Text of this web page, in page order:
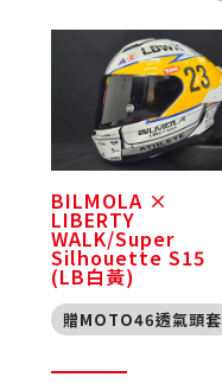
BILMOLA ×
LIBERTY
WALK/Super
Silhouette S15
(LB白黃)
贈MOTO46透氣頭套